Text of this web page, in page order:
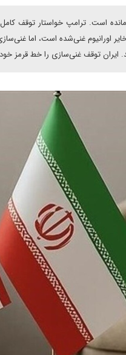
مانده است. ترامپ خواستار توقف